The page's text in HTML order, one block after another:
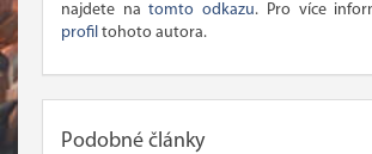
najdete natomto odkazu. Pro více
profil tohoto autora.
Podobné články